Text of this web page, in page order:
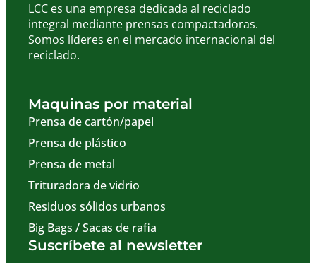
LCC es una empresa dedicada al reciclado
integral mediante prensas compactadoras.
Somos líderes en el mercado internacional del
reciclado.
Maquinas por material
Prensa de cartón/papel
Prensa de plástico
Prensa de metal
Trituradora de vidrio
Residuos sólidos urbanos
Big Bags / Sacas de rafia
Suscríbete al newsletter